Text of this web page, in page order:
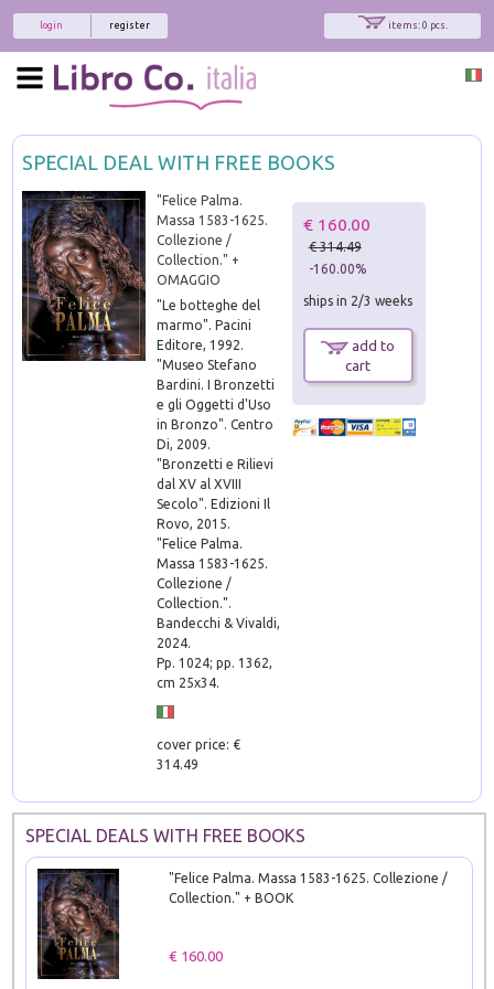
items: 0 pcs.
register
login
SPECIAL DEAL WITH FREE BOOKS
"Felice Palma.
Massa 1583-1625.
Collezione /
Collection." +
OMAGGIO
"Le botteghe del
marmo". Pacini
Editore, 1992.
"Museo Stefano
Bardini. I Bronzetti
e gli Oggetti d'Uso
in Bronzo". Centro
Di, 2009.
"Bronzetti e Rilievi
dal XV al XVIII
Secolo". Edizioni Il
Rovo, 2015.
"Felice Palma.
Massa 1583-1625.
Collezione /
Collection.".
Bandecchi & Vivaldi,
2024.
Pp. 1024; pp. 1362,
cm 25x34.
cover price: €
314.49
€ 160.00
€ 314.49
-160.00%
ships in 2/3 weeks
add to
cart
SPECIAL DEALS WITH FREE BOOKS
"Felice Palma. Massa 1583-1625. Collezione /
Collection." + BOOK
€ 160.00